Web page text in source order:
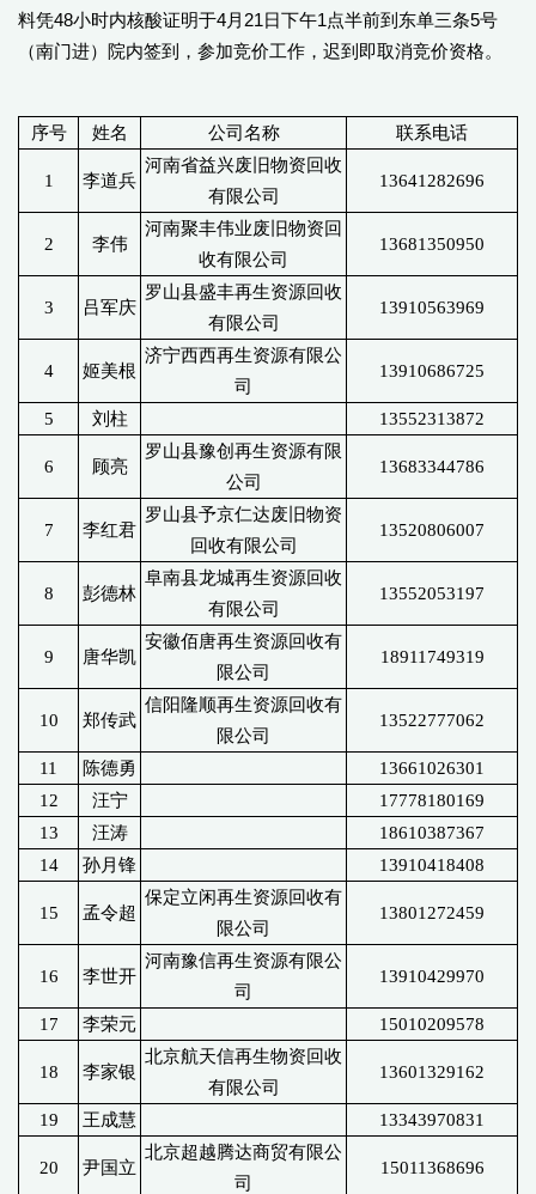
料凭48小时内核酸证明于4月21日下午1点半前到东单三条5号
（南门进）院内签到，参加竞价工作，迟到即取消竞价资格。
序号 姓名 公司名称 联系电话
1 李道兵
河南省益兴废旧物资回收
有限公司
13641282696
2 李伟
河南聚丰伟业废旧物资回
收有限公司
13681350950
3 吕军庆
罗山县盛丰再生资源回收
有限公司
13910563969
4 姬美根
济宁西西再生资源有限公
司
13910686725
5 刘柱 13552313872
6 顾亮
罗山县豫创再生资源有限
公司
13683344786
7 李红君
罗山县予京仁达废旧物资
回收有限公司
13520806007
8 彭德林
阜南县龙城再生资源回收
有限公司
13552053197
9 唐华凯
安徽佰唐再生资源回收有
限公司
18911749319
10 郑传武
信阳隆顺再生资源回收有
限公司
13522777062
11 陈德勇
13661026301
12
汪宁
17778180169
13
汪涛
18610387367
14
孙月锋 13910418408
15 孟令超
保定立闲再生资源回收有
限公司
13801272459
16 李世开
河南豫信再生资源有限公
司
13910429970
17 李荣元 15010209578
18 李家银
北京航天信再生物资回收
有限公司
13601329162
19 王成慧 13343970831
20 尹国立
北京超越腾达商贸有限公
司
15011368696